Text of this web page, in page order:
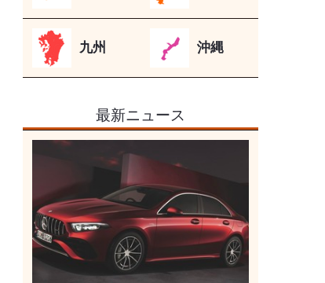
九州 沖縄
最新ニュース